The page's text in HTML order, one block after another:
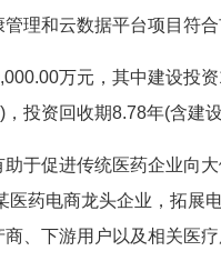
理和云数据平台项目符
万元，其中建设投资
投资回收期8.78年(含建
促进传统医药企业向大
医药电商龙头企业，拓展
、下游用户以及相关医